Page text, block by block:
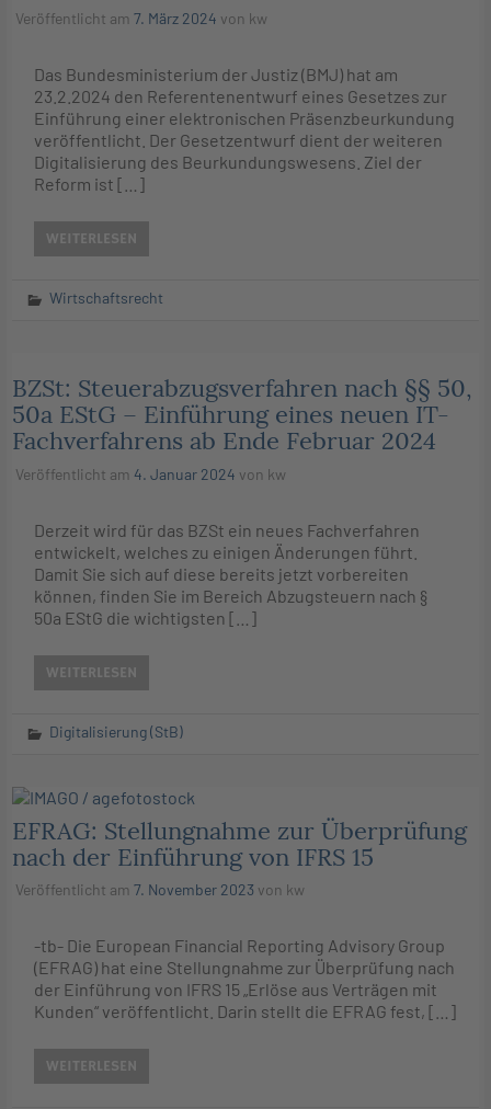
Veröffentlicht am 7. März 2024 von kw
Das Bundesministerium der Justiz (BMJ) hat am
23.2.2024 den Referentenentwurf eines Gesetzes zur
Einführung einer elektronischen Präsenzbeurkundung
veröffentlicht. Der Gesetzentwurf dient der weiteren
Digitalisierung des Beurkundungswesens. Ziel der
Reform ist […]
WEITERLESEN
Wirtschaftsrecht
BZSt: Steuerabzugsverfahren nach §§ 50,
50a EStG – Einführung eines neuen IT-
Fachverfahrens ab Ende Februar 2024
Veröffentlicht am 4. Januar 2024 von kw
Derzeit wird für das BZSt ein neues Fachverfahren
entwickelt, welches zu einigen Änderungen führt.
Damit Sie sich auf diese bereits jetzt vorbereiten
können, finden Sie im Bereich Abzugsteuern nach §
50a EStG die wichtigsten […]
WEITERLESEN
Digitalisierung (StB)
EFRAG: Stellungnahme zur Überprüfung
nach der Einführung von IFRS 15
Veröffentlicht am 7. November 2023 von kw
-tb- Die European Financial Reporting Advisory Group
(EFRAG) hat eine Stellungnahme zur Überprüfung nach
der Einführung von IFRS 15 „Erlöse aus Verträgen mit
Kunden“ veröffentlicht. Darin stellt die EFRAG fest, […]
WEITERLESEN